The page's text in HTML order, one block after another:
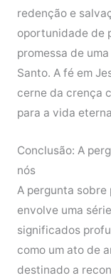
redenção e
oportunidade de
promessa de
Santo. A fé em
cerne da crença
para a vida
Conclusão: A
nós
A pergunta sobre
envolve uma
significados
como um ato de
destinado a